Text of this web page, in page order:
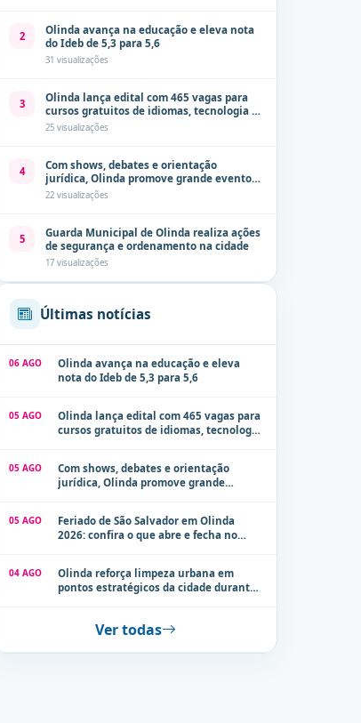
2
Olinda avança na educação e eleva nota
do Ideb de 5,3 para 5,6
31 visualizações
3
Olinda lança edital com 465 vagas para
cursos gratuitos de idiomas, tecnologia e
comunicação
25 visualizações
4
Com shows, debates e orientação
jurídica, Olinda promove grande evento
de combate à violência contra a mulher
neste sábado (8)
22 visualizações
5
Guarda Municipal de Olinda realiza ações
de segurança e ordenamento na cidade
17 visualizações
Últimas notícias
06 AGO
Olinda avança na educação e eleva
nota do Ideb de 5,3 para 5,6
05 AGO
Olinda lança edital com 465 vagas para
cursos gratuitos de idiomas, tecnologia
05 AGO
Com shows, debates e orientação
jurídica, Olinda promove grande
05 AGO
Feriado de São Salvador em Olinda
2026: confira o que abre e fecha no
04 AGO
Olinda reforça limpeza urbana em
pontos estratégicos da cidade durante
Ver todas